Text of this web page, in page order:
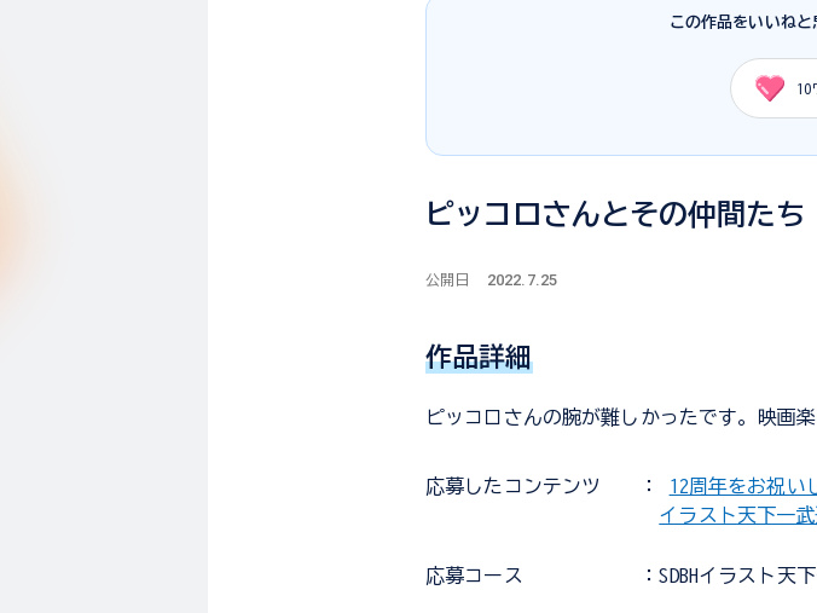
この作品をいいねと
10
ピッコロさんとその仲間たち
公開日 2022.7.25
作品詳細
ピッコロさんの腕が難しかったです。映画楽
応募した コンテンツ ： 12周年をお祝い
イラスト天下一
応募コース ：SDBHイラスト天